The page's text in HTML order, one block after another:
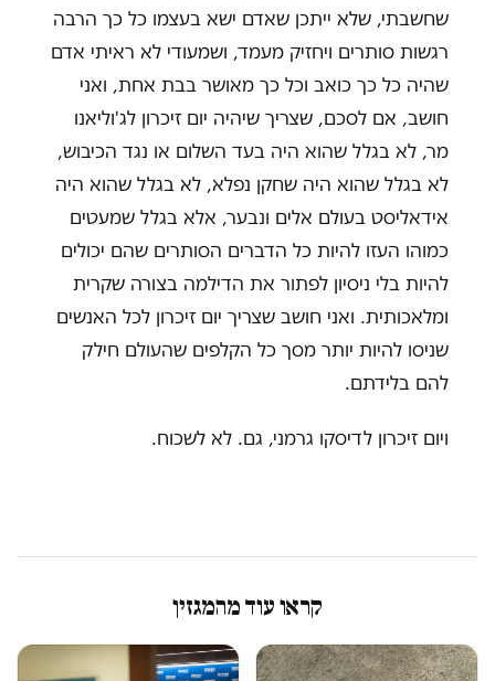
שחשבתי, שלא ייתכן שאדם ישא בעצמו כל כך הרבה
רגשות סותרים ויחזיק מעמד, ושמעודי לא ראיתי אדם
שהיה כל כך כואב וכל כך מאושר בבת אחת, ואני
חושב, אם לסכם, שצריך שיהיה יום זיכרון לג'וליאנו
מר, לא בגלל שהוא היה בעד השלום או נגד הכיבוש,
לא בגלל שהוא היה שחקן נפלא, לא בגלל שהוא היה
אידאליסט בעולם אלים ונבער, אלא בגלל שמעטים
כמוהו העזו להיות כל הדברים הסותרים שהם יכולים
להיות בלי ניסיון לפתור את הדילמה בצורה שקרית
ומלאכותית. ואני חושב שצריך יום זיכרון לכל האנשים
שניסו להיות יותר מסך כל הקלפים שהעולם חילק
להם בלידתם.
ויום זיכרון לדיסקו גרמני, גם. לא לשכוח.
קראו עוד מהמגזין